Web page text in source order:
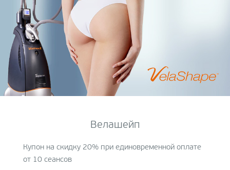
Велашейп
Купон на скидку 20% при единовременной оплате
от 10 сеансов